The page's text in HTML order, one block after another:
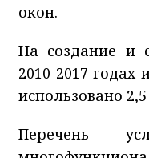
окон.
На создание и
2010-2017 годах
использовано
Перечень